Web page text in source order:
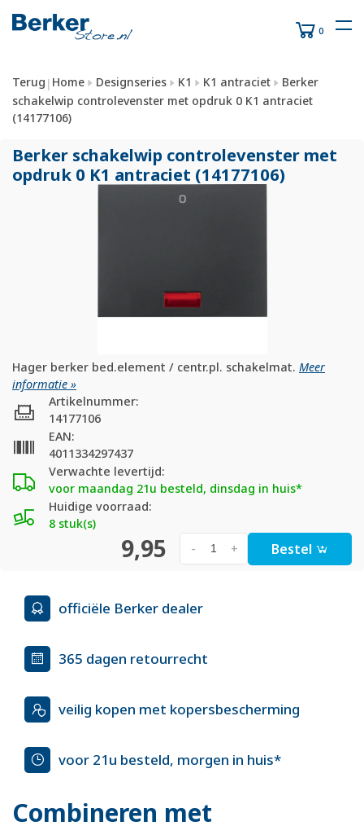
0
Terug | Home Designseries K1 K1 antraciet
Berker
schakelwip controlevenster met opdruk 0 K1 antraciet
(14177106)
Berker schakelwip controlevenster met
opdruk 0 K1 antraciet (14177106)
Hager berker bed.element / centr.pl. schakelmat. Meer
informatie »
Verwachte levertijd:
voor maandag 21u besteld, dinsdag in huis*
Huidige voorraad:
8 stuk(s)
Artikelnummer:
14177106
EAN:
4011334297437
9,95 +
- Bestel
officiële Berker dealer
365 dagen retourrecht
veilig kopen met kopersbescherming
voor 21u besteld, morgen in huis*
Combineren met